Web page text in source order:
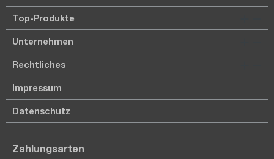
Top-Produkte
Unternehmen
Rechtliches
Impressum
Datenschutz
Zahlungsarten